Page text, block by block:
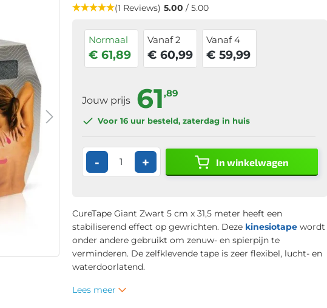
(1 Reviews) 5.00 / 5.00
Normaal
€ 61,89
Vanaf 2
€ 60,99
Vanaf 4
€ 59,99
Jouw prijs 61,89
Voor 16 uurbesteld, zaterdag in huis
- + In winkelwagen
CureTape Giant Zwart 5 cm x 31,5 meter heeft een
stabiliserend effect op gewrichten. Deze kinesiotapewordt
onder andere gebruikt om zenuw- en spierpijn te
verminderen. De zelfklevende tape is zeer flexibel, lucht- en
waterdoorlatend.
Lees meer